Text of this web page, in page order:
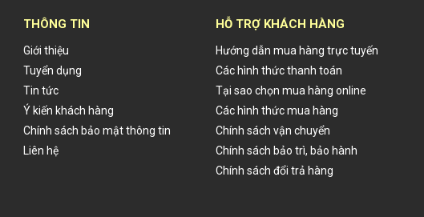
THÔNG TIN
Giới thiệu
Tuyển dụng
Tin tức
Ý kiến khách hàng
Chính sách bảo mật thông tin
Liên hệ
HỖ TRỢ KHÁCH HÀNG
Hướng dẫn mua hàng trực tuyến
Các hình thức thanh toán
Tại sao chọn mua hàng online
Các hình thức mua hàng
Chính sách vận chuyển
Chính sách bảo trì, bảo hành
Chính sách đổi trả hàng